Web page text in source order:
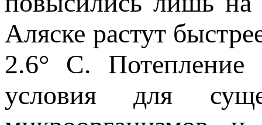
Аляске растут
2.6° С. Потепление
условия для